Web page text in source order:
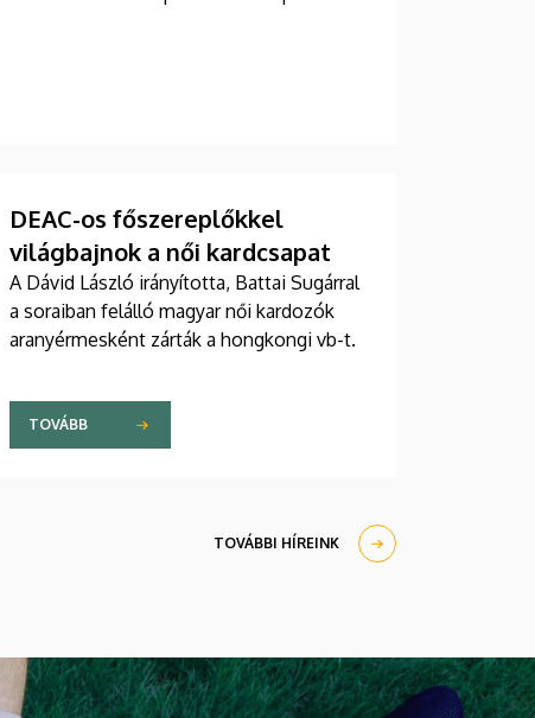
DEAC-os főszereplőkkel
világbajnok a női kardcsapat
A Dávid László irányította, Battai Sugárral
a soraiban felálló magyar női kardozók
aranyérmesként zárták a hongkongi vb-t.
TOVÁBB
TOVÁBBI HÍREINK